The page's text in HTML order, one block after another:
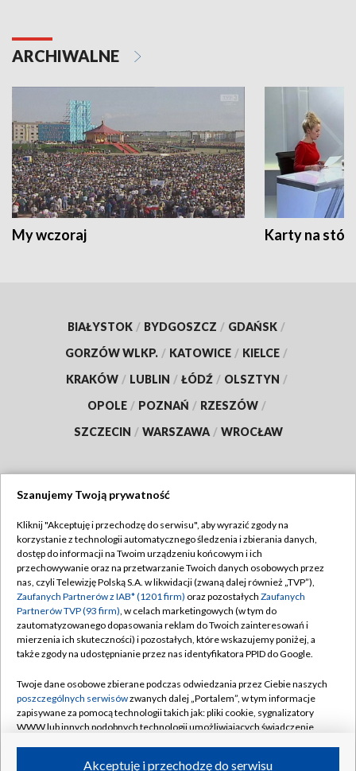
ARCHIWALNE
My wczoraj Karty na
BIAŁYSTOK / BYDGOSZCZ / GDAŃSK /
GORZÓW WLKP. / KATOWICE / KIELCE /
KRAKÓW / LUBLIN / ŁÓDŹ / OLSZTYN /
OPOLE / POZNAŃ / RZESZÓW /
SZCZECIN / WARSZAWA / WROCŁAW
TVP
Abonament TVP
Emisja w TVP
Centrum informacji TVP
Naziemna Telewizja Cyfrowa
Rada Programowa
System NOS
Informacje o nadawcy
Regulamin TVP
Polityka prywatności
Moje zgody
Pomoc
Kontakt
Kanały
Szanujemy Twoją prywatność
Kliknij "Akceptuję i przechodzę do serwisu", aby wyrazić zgody na
korzystanie z technologii automatycznego śledzenia i zbierania danych,
dostęp do informacji na Twoim urządzeniu końcowym i ich
przechowywanie oraz na przetwarzanie Twoich danych osobowych przez
nas, czyli Telewizję Polską S.A. w likwidacji (zwaną dalej również „TVP”),
Zaufanych Partnerów z IAB* (1201 firm) oraz pozostałych Zaufanych
Partnerów TVP (93 firm), w celach marketingowych (w tym do
zautomatyzowanego dopasowania reklam do Twoich zainteresowań i
mierzenia ich skuteczności) i pozostałych, które wskazujemy poniżej, a
także zgody na udostępnianie przez nas identyfikatora PPID do Google.
Twoje dane osobowe zbierane podczas odwiedzania przez Ciebie naszych
poszczególnych serwisówzwanych dalej „Portalem”, w tym informacje
zapisywane za pomocą technologii takich jak: pliki cookie, sygnalizatory
WWW lub innych podobnych technologii umożliwiających świadczenie
Akceptuję i przechodzę do serwisu